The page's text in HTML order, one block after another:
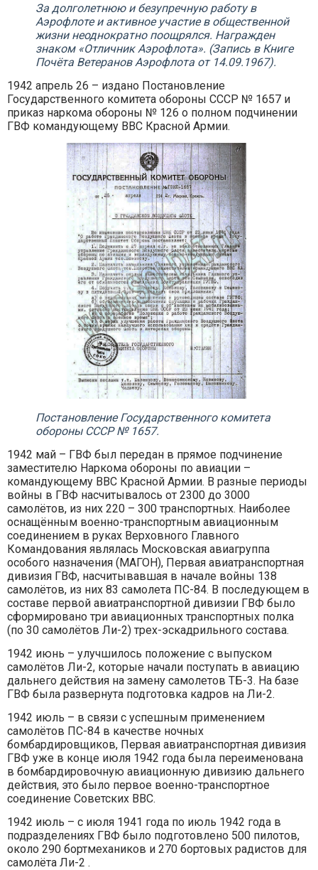
За долголетнюю и безупречную работу в
Аэрофлоте и активное участие в общественной
жизни неоднократно поощрялся. Награжден
знаком «Отличник Аэрофлота». (Запись в Книге
Почёта Ветеранов Аэрофлота от 14.09.1967).
1942 апрель 26 – издано Постановление
Государственного комитета обороны СССР № 1657 и
приказ наркома обороны № 126 о полном подчинении
ГВФ командующему ВВС Красной Армии.
Постановление Государственного комитета
обороны СССР № 1657.
1942 май – ГВФ был передан в прямое подчинение
заместителю Наркома обороны по авиации –
командующему ВВС Красной Армии. В разные периоды
войны в ГВФ насчитывалось от 2300 до 3000
самолётов, из них 220 – 300 транспортных. Наиболее
оснащённым военно-транспортным авиационным
соединением в руках Верховного Главного
Командования являлась Московская авиагруппа
особого назначения (МАГОН), Первая авиатранспортная
дивизия ГВФ, насчитывавшая в начале войны 138
самолётов, из них 83 самолета ПС-84. В последующем в
составе первой авиатранспортной дивизии ГВФ было
сформировано три авиационных транспортных полка
(по 30 самолётов Ли-2) трех-эскадрильного состава.
1942 июнь – улучшилось положение с выпуском
самолётов Ли-2, которые начали поступать в авиацию
дальнего действия на замену самолетов ТБ-3. На базе
ГВФ была развернута подготовка кадров на Ли-2.
1942 июль – в связи с успешным применением
самолётов ПС-84 в качестве ночных
бомбардировщиков, Первая авиатранспортная дивизия
ГВФ уже в конце июля 1942 года была переименована
в бомбардировочную авиационную дивизию дальнего
действия, это было первое военно-транспортное
соединение Советских ВВС.
1942 июль – с июля 1941 года по июль 1942 года в
подразделениях ГВФ было подготовлено 500 пилотов,
около 290 бортмехаников и 270 бортовых радистов для
самолёта Ли-2 .